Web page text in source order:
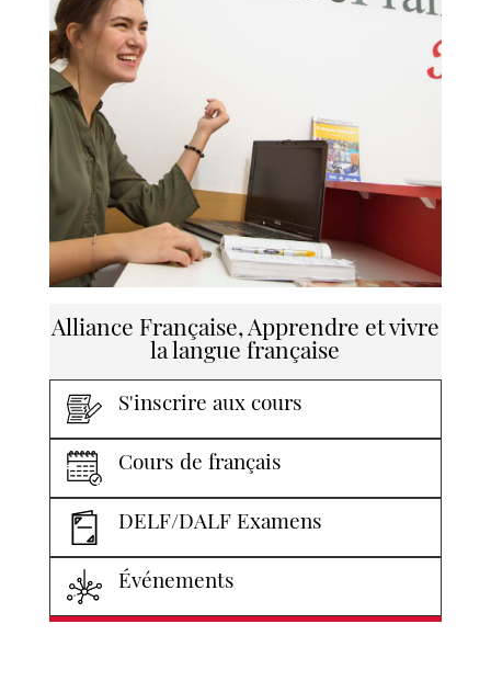
Alliance Française, Apprendre et vivre
la langue française
S'inscrire aux cours
Cours de français
DELF/DALF Examens
Événements